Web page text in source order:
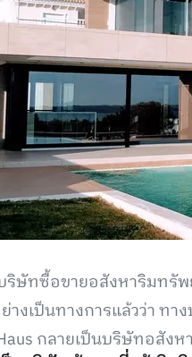
ริษัทซื้อขายอสังหาริมทรั
างเป็นทางการแล้วว่า ท
กลายเป็นบริษัทอสั